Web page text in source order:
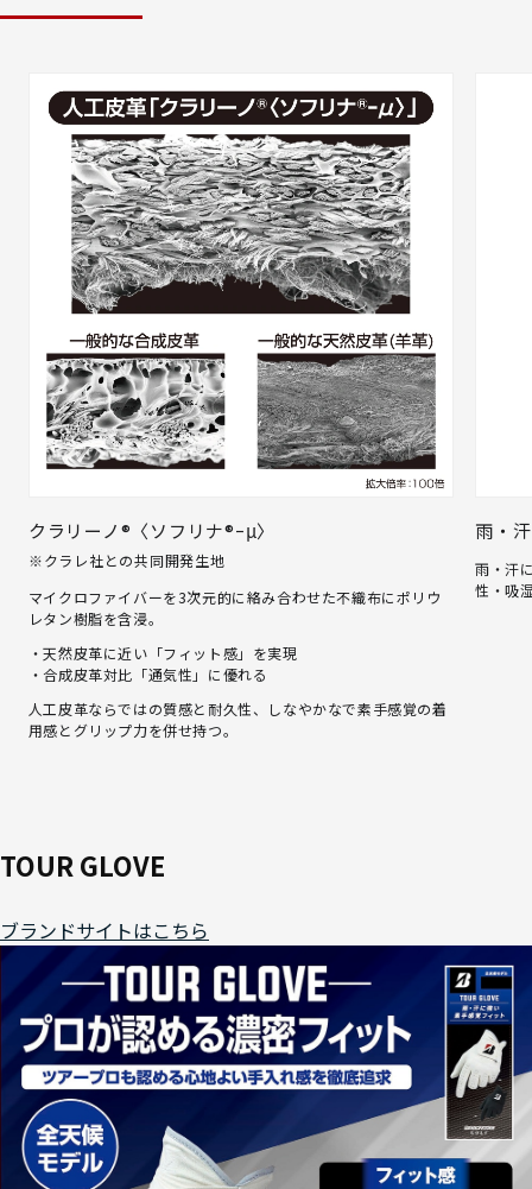
クラリーノ®〈ソフリナ®ｰμ〉
※クラレ社との共同開発生地
マイクロファイバーを3次元的に絡み合わせた不織布にポリウ
レタン樹脂を含浸。
・天然皮革に近い「フィット感」を実現
・合成皮革対比「通気性」に優れる
人工皮革ならではの質感と耐久性、しなやかなで素手感覚の着
用感とグリップ力を併せ持つ。
雨・
雨・汗
性・吸
TOUR GLOVE
ブランドサイトはこちら